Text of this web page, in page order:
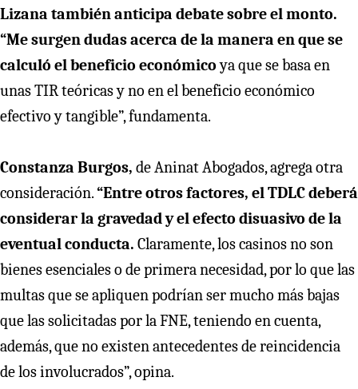
Lizana también anticipa debate sobre el monto.
“Me surgen dudas acerca de la manera en que se
calculó el beneficio económicoya que se basa en
unas TIR teóricas y no en el beneficio económico
efectivo y tangible”, fundamenta.
Constanza Burgos, de Aninat Abogados, agrega otra
consideración.“Entre otros factores, el TDLC deberá
considerar la gravedad y el efecto disuasivo de la
eventual conducta. Claramente, los casinos no son
bienes esenciales o de primera necesidad, por lo que las
multas que se apliquen podrían ser mucho más bajas
que las solicitadas por la FNE, teniendo en cuenta,
además, que no existen antecedentes de reincidencia
de los involucrados”, opina.